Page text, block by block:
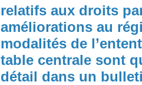
relatifs aux droits
améliorations au
modalités de
table centrale sont
détail dans un